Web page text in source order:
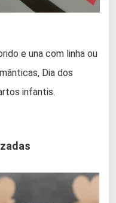
e una com linha ou
Dia dos
infantis.